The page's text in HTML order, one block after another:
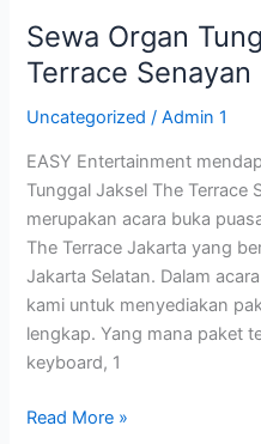
Sewa Organ
Terrace Senayan
Uncategorized /Admin 1
EASY Entertainment
Tunggal Jaksel The Terrace
merupakan acara buka
The Terrace Jakarta yang
Jakarta Selatan. Dalam
kami untuk menyediakan
lengkap. Yang mana paket
keyboard, 1
Tunggal
Jaksel
The
Terrace
Read More »